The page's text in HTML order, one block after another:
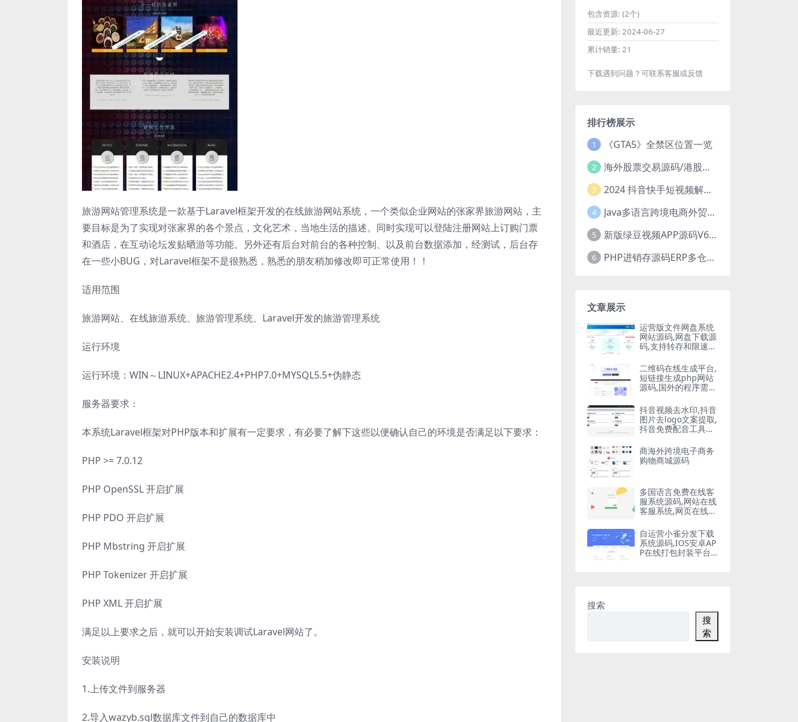
旅游网站管理系统是一款基于Laravel框架开发的在线旅游网站系统，一个类似企业网站的张家界旅游网站，主
要目标是为了实现对张家界的各个景点，文化艺术，当地生活的描述。同时实现可以登陆注册网站上订购门票
和酒店，在互动论坛发贴晒游等功能。另外还有后台对前台的各种控制、以及前台数据添加，经测试，后台存
在一些小BUG，对Laravel框架不是很熟悉，熟悉的朋友稍加修改即可正常使用！！
适用范围
旅游网站、在线旅游系统、旅游管理系统、Laravel开发的旅游管理系统
运行环境
运行环境：WIN～LINUX+APACHE2.4+PHP7.0+MYSQL5.5+伪静态
服务器要求：
本系统Laravel框架对PHP版本和扩展有一定要求，有必要了解下这些以便确认自己的环境是否满足以下要求：
PHP >= 7.0.12
PHP OpenSSL 开启扩展
PHP PDO 开启扩展
PHP Mbstring 开启扩展
PHP Tokenizer 开启扩展
PHP XML 开启扩展
满足以上要求之后，就可以开始安装调试Laravel网站了。
安装说明
1.上传文件到服务器
2.导入wazyb.sql数据库文件到自己的数据库中
包含资源: (2个)
最近更新: 2024-06-27
累计销量: 21
下载遇到问题？可联系客服或反馈
排行榜展示
1 《GTA5》全禁区位置一览
2 海外股票交易源码/港股泰股/美股源码/印度股源码/马拉西亚股票源码/国际股票配资
3 2024 抖音快手短视频解析去水印php源码
4 Java多语言跨境电商外贸商城TikToKshop内嵌商城I商家入驻I一键铺
5 新版绿豆视频APP源码V6.6 免授权插件版
6 PHP进销存源码ERP多仓库管理系统 手机版进销存 php网络版进销存小程序
文章展示
运营版文件网盘系统
网站源码,网盘下载源
码,支持转存和限速下
二维码在线生成平台,
短链接生成php网站
源码,国外的程序需要
抖音视频去水印,抖音
图片去logo文案提取,
抖音免费配音工具大
商海外跨境电子商务
购物商城源码
多国语言免费在线客
服系统源码,网站在线
客服系统,网页在线客
平台
自运营小雀分发下载
系统源码,IOS安卓AP
P在线打包封装平台,
搜索
搜
索